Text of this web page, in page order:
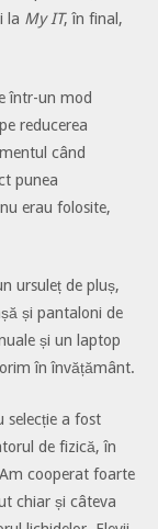
la My IT, în final,
într-un mod
reducerea
când
punea
erau folosite,
ursuleț de pluș,
și pantaloni de
și un laptop
în învățământ.
selecție a fost
de fizică, în
cooperat foarte
chiar și câteva